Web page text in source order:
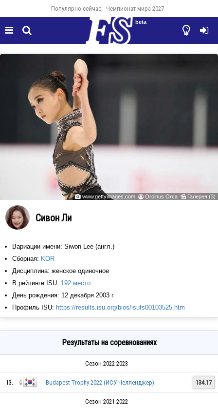
Популярно сейчас: Чемпионат мира 2027
  

beta
 www.gettyimages.com  Orcinus Orca  Галерея (3)
Сивон Ли
Вариации имени: Siwon Lee (англ.)
Сборная: KOR
Дисциплина: женское одиночное
В рейтинге ISU: 192 место
День рождения: 12 декабря 2003 г.
Профиль ISU: https://results.isu.org/bios/isufs00103525.htm
Результаты на соревнованиях
Сезон 2022-2023
13. Budapest Trophy 2022 (ИСУ Челленджер) 134.17
Сезон 2021-2022